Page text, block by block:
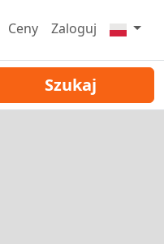
Ceny Zaloguj
Szukaj